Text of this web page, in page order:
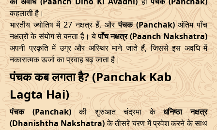
21/07/2026 04:02 Patallok 21/07/2026
24/07/2026 22:23 Swarglok 25/07/2026
28/07/2026 18:18 Patallok 29/07/2026
August, 2026
Start
Bhadra
Name
End
Date Time Date
Date Time Date Time
06/06/2026 18:58 11/06/2026 8:15
July , 2026
Start End
Date Time Date Time
कहलाती है।
भारतीय ज्योतिष में 27 नक्षत्र हैं, औरपंचक (Panchak)अंतिम पाँच
नक्षत्रों के संयोग से बनता है। येपाँच नक्षत्र (Paanch Nakshatra)
अपनी प्रकृति में उग्र और अस्थिर माने जाते हैं, जिससे इस अवधि में
नकारात्मक ऊर्जा का प्रवाह बढ़ जाता है।
पंचक कब लगता है? (Panchak Kab
Lagta Hai)
पंचक (Panchak)की शुरुआत चंद्रमा केधनिष्ठा नक्षत्र
(Dhanishtha Nakshatra)के तीसरे चरण में प्रवेश करने के साथ